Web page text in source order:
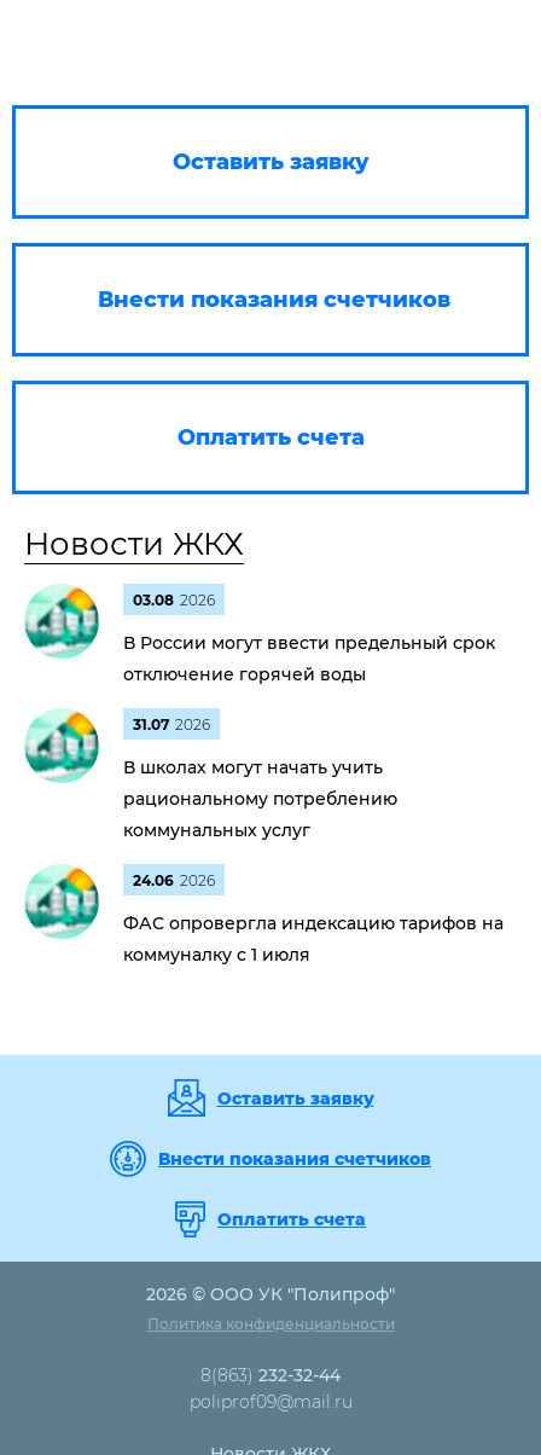
Оставить заявку
Внести показания счетчиков
Оплатить счета
Новости ЖКХ
03.08 2026
В России могут ввести предельный срок
отключение горячей воды
31.07 2026
В школах могут начать учить
рациональному потреблению
коммунальных услуг
24.06 2026
ФАС опровергла индексацию тарифов на
коммуналку с 1 июля
Оставить заявку
Внести показания счетчиков
Оплатить счета
2026 © ООО УК "Полипроф"
Политика конфиденциальности
8(863) 232-32-44
poliprof09@mail.ru